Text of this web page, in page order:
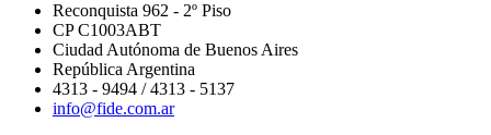
Reconquista 962 - 2º Piso
CP C1003ABT
Ciudad Autónoma de Buenos Aires
República Argentina
4313 - 9494 / 4313 - 5137
info@fide.com.ar